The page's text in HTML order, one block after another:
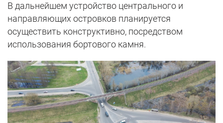
В дальнейшем устройство центрального и
направляющих островков планируется
осуществить конструктивно, посредством
использования бортового камня.